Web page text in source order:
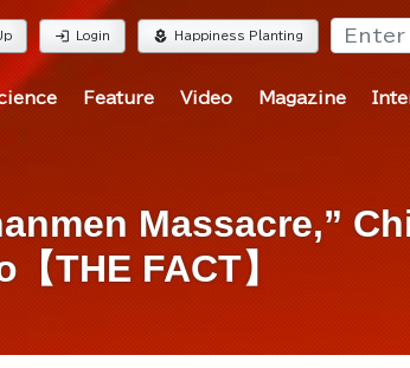
login Login local_florist Happiness Planting
Feature Video Magazine
Massacre,”
THE FACT】